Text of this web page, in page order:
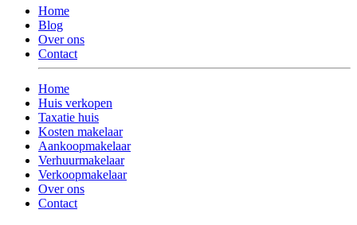
Home
Blog
Over ons
Contact
Home
Huis verkopen
Taxatie huis
Kosten makelaar
Aankoopmakelaar
Verhuurmakelaar
Verkoopmakelaar
Over ons
Contact